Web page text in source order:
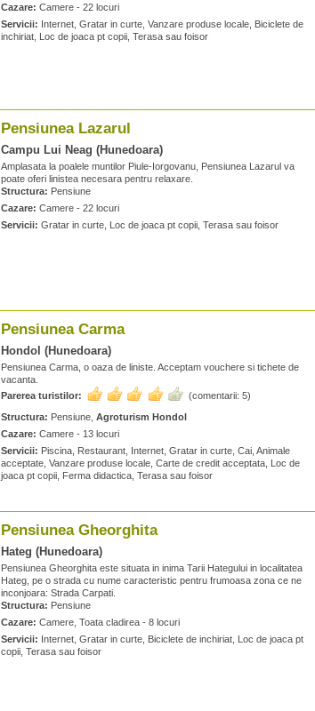
Cazare: Camere - 22 locuri
Servicii: Internet, Gratar in curte, Vanzare produse locale, Biciclete de
inchiriat, Loc de joaca pt copii, Terasa sau foisor
Pensiunea Lazarul
Campu Lui Neag (Hunedoara)
Amplasata la poalele muntilor Piule-Iorgovanu, Pensiunea Lazarul va
poate oferi linistea necesara pentru relaxare.
Structura: Pensiune
Cazare: Camere - 22 locuri
Servicii: Gratar in curte, Loc de joaca pt copii, Terasa sau foisor
Pensiunea Carma
Hondol (Hunedoara)
Pensiunea Carma, o oaza de liniste. Acceptam vouchere si tichete de
vacanta.
Parerea turistilor:
(comentarii: 5)
Structura: Pensiune, Agroturism Hondol
Cazare: Camere - 13 locuri
Servicii: Piscina, Restaurant, Internet, Gratar in curte, Cai, Animale
acceptate, Vanzare produse locale, Carte de credit acceptata, Loc de
joaca pt copii, Ferma didactica, Terasa sau foisor
Pensiunea Gheorghita
Hateg (Hunedoara)
Pensiunea Gheorghita este situata in inima Tarii Hategului in localitatea
Hateg, pe o strada cu nume caracteristic pentru frumoasa zona ce ne
inconjoara: Strada Carpati.
Structura: Pensiune
Cazare: Camere, Toata cladirea - 8 locuri
Servicii: Internet, Gratar in curte, Biciclete de inchiriat, Loc de joaca pt
copii, Terasa sau foisor